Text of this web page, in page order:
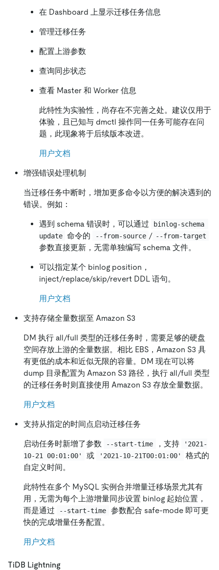
在 Dashboard 上显示迁移任务信息
管理迁移任务
配置上游参数
查询同步状态
查看 Master 和 Worker 信息
此特性为实验性，尚存在不完善之处。建议仅用于
体验，且已知与 dmctl 操作同一任务可能存在问
题，此现象将于后续版本改进。
用户文档
增强错误处理机制
当迁移任务中断时，增加更多命令以方便的解决遇到的
错误。例如：
遇到 schema 错误时，可以通过
binlog-schema
update 命令的 --from-source / --from-target
参数直接更新，无需单独编写 schema 文件。
可以指定某个 binlog position，
inject/replace/skip/revert DDL 语句。
用户文档
支持存储全量数据至 Amazon S3
DM 执行 all/full 类型的迁移任务时，需要足够的硬盘
空间存放上游的全量数据。相比 EBS，Amazon S3 具
有更低的成本和近似无限的容量。DM 现在可以将
dump 目录配置为 Amazon S3 路径，执行 all/full 类型
的迁移任务时则直接使用 Amazon S3 存放全量数据。
用户文档
支持从指定的时间点启动迁移任务
启动任务时新增了参数 --start-time ，支持
'2021-
10-21 00:01:00'
或 '2021-10-21T00:01:00'
格式的
自定义时间。
此特性在多个 MySQL 实例合并增量迁移场景尤其有
用，无需为每个上游增量同步设置 binlog 起始位置，
而是通过
--start-time
参数配合 safe-mode 即可更
快的完成增量任务配置。
用户文档
TiDB Lightning